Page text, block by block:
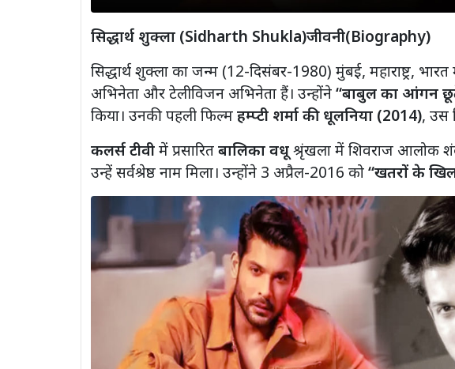
सिद्धार्थ शुक्ला (Sidharth Shukla)जीवनी(Biography)
सिद्धार्थ शुक्ला का जन्म (12-दिसंबर-1980) मुंबई, महाराष्ट्र,
अभिनेता और टेलीविजन अभिनेता हैं। उन्होंने“बाबुल का आंगन
किया। उनकी पहली फिल्महम्प्टी शर्मा की धूलनिया (2014), उस
कलर्स टीवीमें प्रसारितबालिका वधूश्रृंखला में शिवराज आलोक
उन्हें सर्वश्रेष्ठ नाम मिला। उन्होंने 3 अप्रैल-2016 को“खतरों के